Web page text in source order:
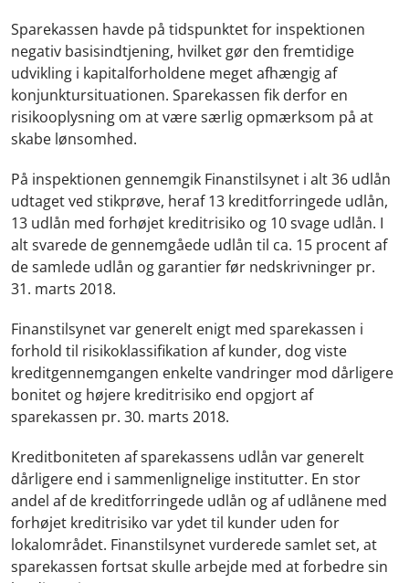
Sparekassen havde på tidspunktet for inspektionen
negativ basisindtjening, hvilket gør den fremtidige
udvikling i kapitalforholdene meget afhængig af
konjunktursituationen. Sparekassen fik derfor en
risikooplysning om at være særlig opmærksom på at
skabe lønsomhed.
På inspektionen gennemgik Finanstilsynet i alt 36 udlån
udtaget ved stikprøve, heraf 13 kreditforringede udlån,
13 udlån med forhøjet kreditrisiko og 10 svage udlån. I
alt svarede de gennemgåede udlån til ca. 15 procent af
de samlede udlån og garantier før nedskrivninger pr.
31. marts 2018.
Finanstilsynet var generelt enigt med sparekassen i
forhold til risikoklassifikation af kunder, dog viste
kreditgennemgangen enkelte vandringer mod dårligere
bonitet og højere kreditrisiko end opgjort af
sparekassen pr. 30. marts 2018.
Kreditboniteten af sparekassens udlån var generelt
dårligere end i sammenlignelige institutter. En stor
andel af de kreditforringede udlån og af udlånene med
forhøjet kreditrisiko var ydet til kunder uden for
lokalområdet. Finanstilsynet vurderede samlet set, at
sparekassen fortsat skulle arbejde med at forbedre sin